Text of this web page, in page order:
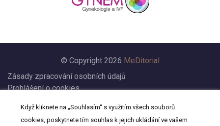
© Copyright 2026 MeDitorial
Zásady zpracování osobních údajů
Prohlášení o cookies
Prohlášení
Kontakt
Když kliknete na „Souhlasím“ s využitím všech souborů
cookies, poskytnete tím souhlas k jejich ukládání ve vašem